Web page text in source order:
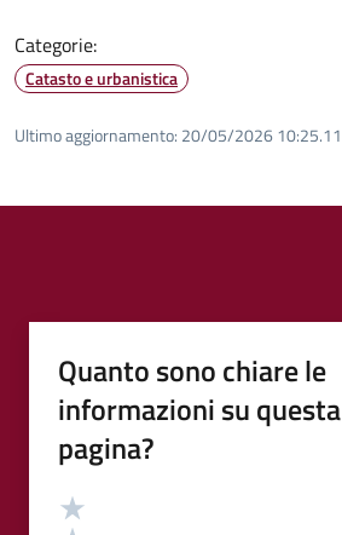
Categorie:
Catasto e urbanistica
Ultimo aggiornamento: 20/05/2026 10:25.11
Quanto sono chiare le
informazioni su questa
pagina?
Valutazione